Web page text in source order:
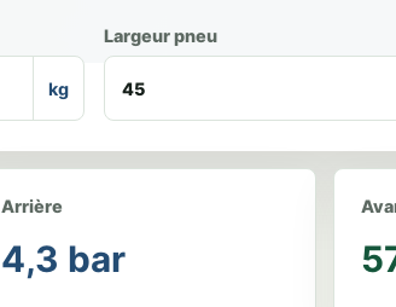
kg
Largeur pneu
Arrière
4,3 bar